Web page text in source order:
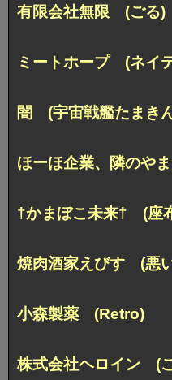
有限会社無限 (ごる)
ミートホープ (ネイ
闇 (宇宙戦艦たまき
ほーほ企業、隣のや
†かまぼこ未来† (座
焼肉酒家えびす (悪
小森製薬 (Retro)
株式会社ヘロイン (